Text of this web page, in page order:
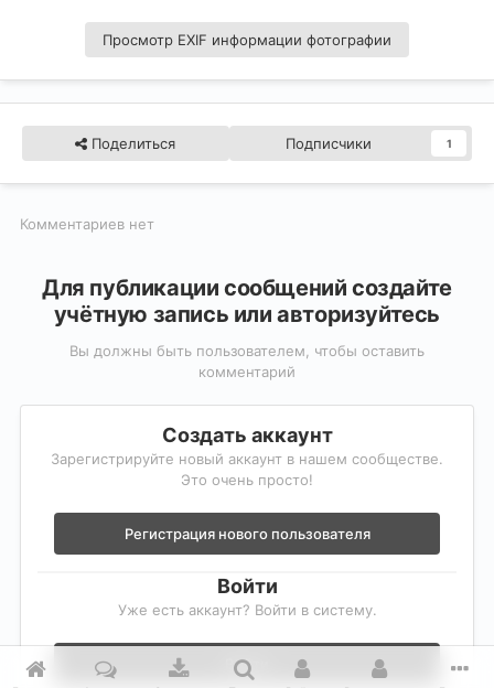
Просмотр EXIF информации фотографии
Поделиться Подписчики 1
Комментариев нет
Для публикации сообщений создайте
учётную запись или авторизуйтесь
Вы должны быть пользователем, чтобы оставить
комментарий
Создать аккаунт
Зарегистрируйте новый аккаунт в нашем сообществе.
Это очень просто!
Регистрация нового пользователя
Войти
Уже есть аккаунт? Войти в систему.
Войти